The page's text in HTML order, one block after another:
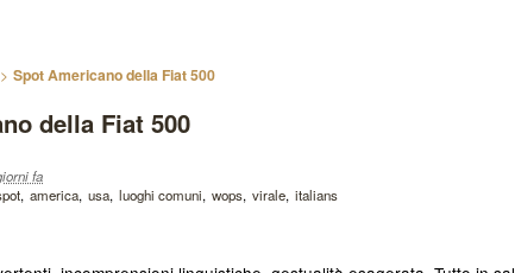
Spot Americano della Fiat 500
della Fiat 500
fa
america usa luoghi comuni wops virale italians